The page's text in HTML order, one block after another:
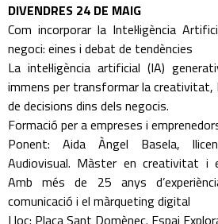
DIVENDRES 24 DE MAIG
Com incorporar la Intel·ligència
negoci: eines i debat de tendències
La intel·ligència artificial (IA)
immens per transformar la
de decisions dins dels negocis.
Formació per a empreses i
Ponent: Aida Àngel Basela,
Audiovisual. Màster en creativitat i
Amb més de 25 anys
comunicació i el màrqueting digital
Lloc: Plaça Sant Domènec. Espai